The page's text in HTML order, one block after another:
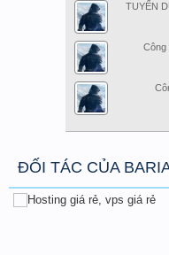
TUYỂN
Công
ĐỐI TÁC CỦA